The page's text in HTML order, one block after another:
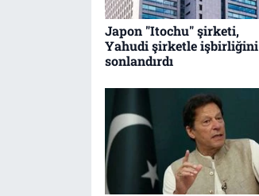
Japon "Itochu" şirketi,
Yahudi şirketle işbirliğini
sonlandırdı